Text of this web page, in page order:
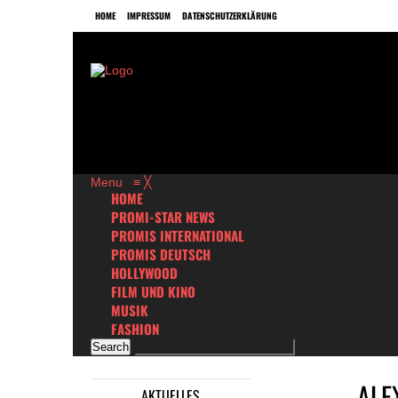
HOME IMPRESSUM DATENSCHUTZERKLÄRUNG
Menu ≡ ╳
HOME
PROMI-STAR NEWS
PROMIS INTERNATIONAL
PROMIS DEUTSCH
HOLLYWOOD
FILM UND KINO
MUSIK
FASHION